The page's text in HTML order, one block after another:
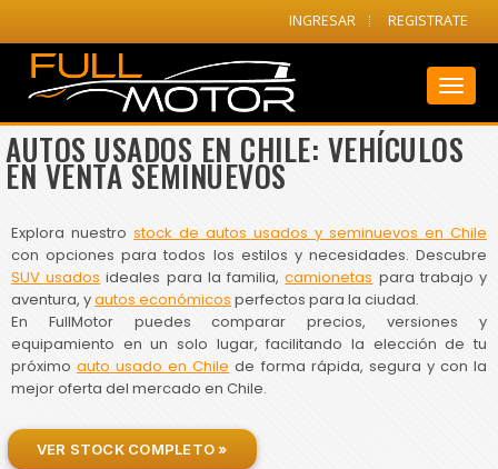
INGRESAR REGISTRATE
AUTOS USADOS EN CHILE: VEHÍCULOS
EN VENTA SEMINUEVOS
Explora nuestro stock de autos usados y seminuevos en Chile
con opciones para todos los estilos y necesidades. Descubre
SUV usados ideales para la familia,camionetas para trabajo y
aventura, yautos económicos perfectos para la ciudad.
En FullMotor puedes comparar precios, versiones y
equipamiento en un solo lugar, facilitando la elección de tu
próximoauto usado en Chile de forma rápida, segura y con la
mejor oferta del mercado en Chile.
VER STOCK COMPLETO »